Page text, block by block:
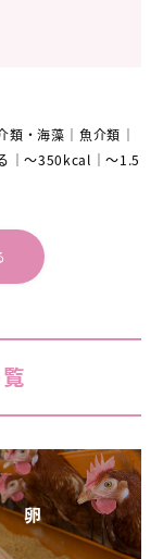
類・海藻
魚介類
～350kcal
～1.5
卵